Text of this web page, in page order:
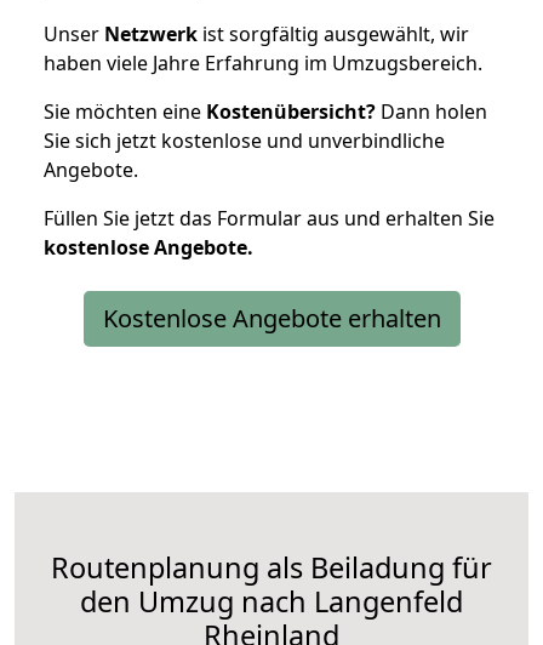
Unser Netzwerk ist sorgfältig ausgewählt, wir
haben viele Jahre Erfahrung im Umzugsbereich.
Sie möchten eine Kostenübersicht? Dann holen
Sie sich jetzt kostenlose und unverbindliche
Angebote.
Füllen Sie jetzt das Formular aus und erhalten Sie
kostenloseAngebote.
Kostenlose Angebote erhalten
Routenplanung als Beiladung für
den Umzug nach Langenfeld
Rheinland